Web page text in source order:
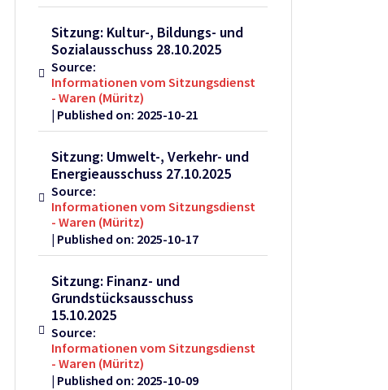
Sitzung: Kultur-, Bildungs- und
Sozialausschuss 28.10.2025
Source:
Informationen vom Sitzungsdienst
- Waren (Müritz)
Published on: 2025-10-21
Sitzung: Umwelt-, Verkehr- und
Energieausschuss 27.10.2025
Source:
Informationen vom Sitzungsdienst
- Waren (Müritz)
Published on: 2025-10-17
Sitzung: Finanz- und
Grundstücksausschuss
15.10.2025
Source:
Informationen vom Sitzungsdienst
- Waren (Müritz)
Published on: 2025-10-09